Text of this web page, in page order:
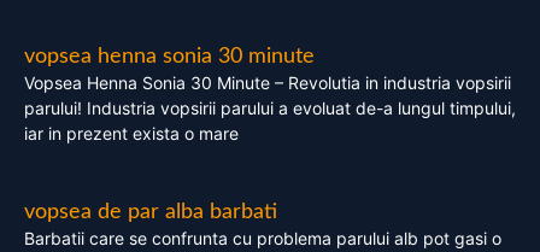
vopsea henna sonia 30 minute
Vopsea Henna Sonia 30 Minute – Revolutia in industria vopsirii
parului! Industria vopsirii parului a evoluat de-a lungul timpului,
iar in prezent exista o mare
vopsea de par alba barbati
Barbatii care se confrunta cu problema parului alb pot gasi o